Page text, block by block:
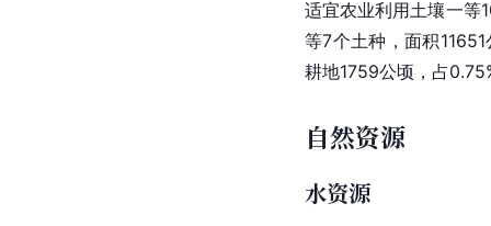
梨树县土壤分四级十
26295公顷，占耕地总
37680公顷，占耕地总
公顷，占土地总面积
中耕地24313公顷，
适宜农业利用土壤一等